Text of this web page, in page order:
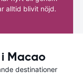
alltid blivit nöjd.
Macao
destinationer